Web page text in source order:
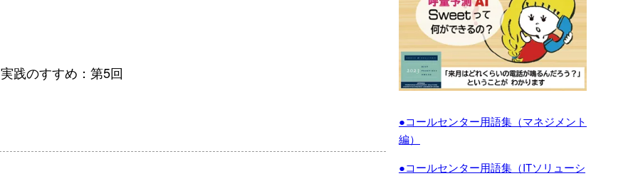
践のすすめ：第5回
●コールセンター用語集（マネジメント
編）
●コールセンター用語集（ITソリューシ